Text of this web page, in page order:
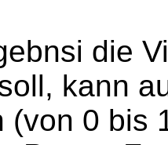
die
kann
(von 0 bis